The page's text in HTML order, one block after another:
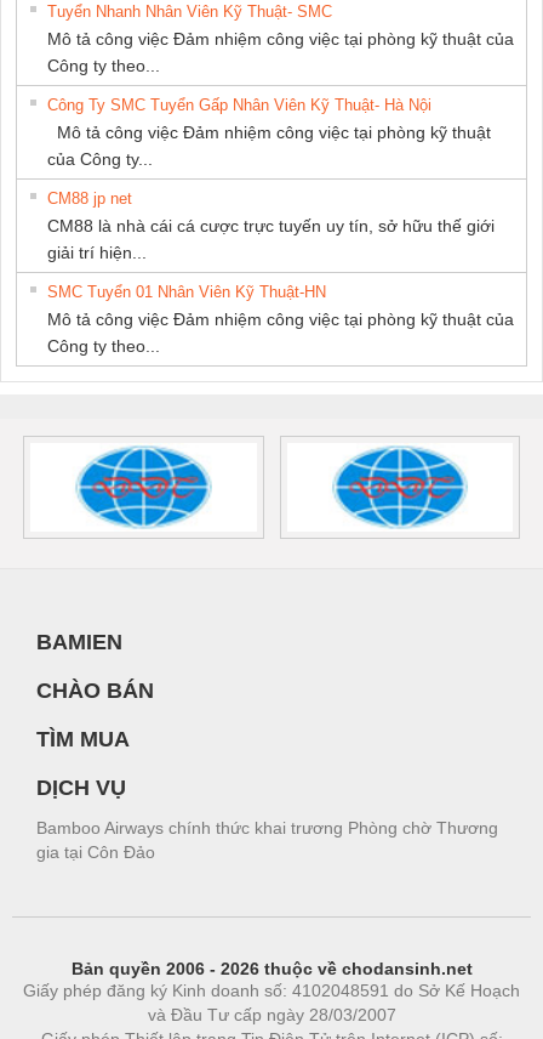
Tuyển Nhanh Nhân Viên Kỹ Thuật- SMC
Mô tả công việc Đảm nhiệm công việc tại phòng kỹ thuật của
Công ty theo...
Công Ty SMC Tuyển Gấp Nhân Viên Kỹ Thuật- Hà Nội
Mô tả công việc Đảm nhiệm công việc tại phòng kỹ thuật
của Công ty...
CM88 jp net
CM88 là nhà cái cá cược trực tuyến uy tín, sở hữu thế giới
giải trí hiện...
SMC Tuyển 01 Nhân Viên Kỹ Thuật-HN
Mô tả công việc Đảm nhiệm công việc tại phòng kỹ thuật của
Công ty theo...
BAMIEN
CHÀO BÁN
TÌM MUA
DỊCH VỤ
Bamboo Airways chính thức khai trương Phòng chờ Thương
gia tại Côn Đảo
Bản quyền 2006 - 2026 thuộc về chodansinh.net
Giấy phép đăng ký Kinh doanh số: 4102048591 do Sở Kế Hoạch
và Đầu Tư cấp ngày 28/03/2007